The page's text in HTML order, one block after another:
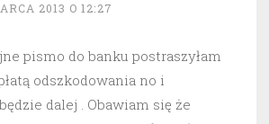
2013 O 12:27
pismo do banku postraszyłam
odszkodowania no i
dalej . Obawiam się że